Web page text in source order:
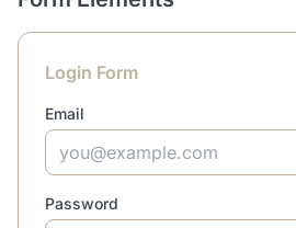
Login Form
Email
Password